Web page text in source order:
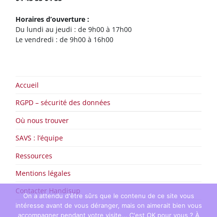
Horaires d’ouverture :
Du lundi au jeudi : de 9h00 à 17h00
Le vendredi : de 9h00 à 16h00
Accueil
RGPD – sécurité des données
Où nous trouver
SAVS : l’équipe
Ressources
Mentions légales
Contacter Handisup
On a attendu d'être sûrs que le contenu de ce site vous
intéresse avant de vous déranger, mais on aimerait bien vous
accompagner pendant votre visite... C'est OK pour vous ? À